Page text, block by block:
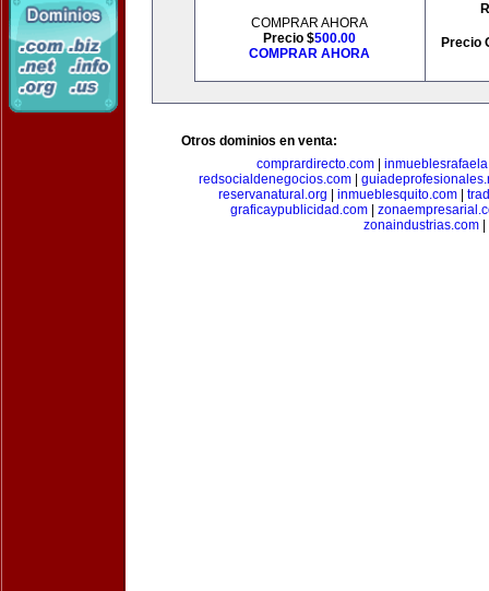
COMPRAR AHORA
Precio $500.00
COMPRAR AHORA
Precio
Otros dominios en venta:
comprardirecto.com
redsocialdenegocios.com|
reservanatural.org
inmueblesquito.com
graficaypublicidad.com
zonaindustrias.com